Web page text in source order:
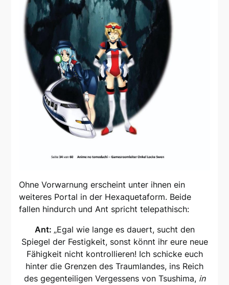
Ohne Vorwarnung erscheint unter ihnen ein
weiteres Portal in der Hexaquetaform. Beide
fallen hindurch und Ant spricht telepathisch:
Ant: „Egal wie lange es dauert, sucht den
Spiegel der Festigkeit, sonst könnt ihr eure neue
Fähigkeit nicht kontrollieren! Ich schicke euch
hinter die Grenzen des Traumlandes, ins Reich
des gegenteiligen Vergessens von Tsushima, in